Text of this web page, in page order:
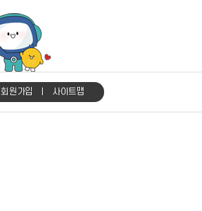
회원가입 사이트맵